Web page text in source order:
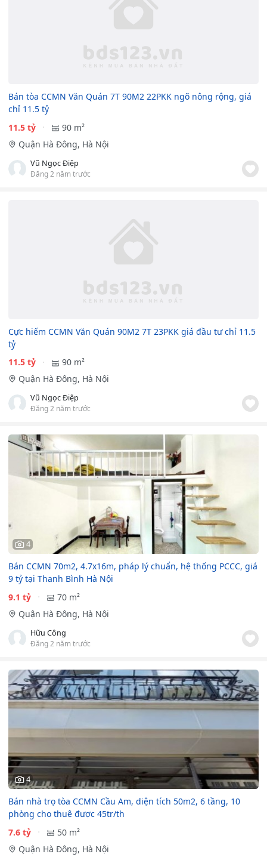
Bán tòa CCMN Văn Quán 7T 90M2 22PKK ngõ nông rộng, giá
chỉ 11.5 tỷ
11.5 tỷ
90 m²
Quận Hà Đông, Hà Nội
Vũ Ngọc Điệp
Đăng 2 năm trước
Cực hiếm CCMN Văn Quán 90M2 7T 23PKK giá đầu tư chỉ 11.5
tỷ
11.5 tỷ
90 m²
Quận Hà Đông, Hà Nội
Vũ Ngọc Điệp
Đăng 2 năm trước
4
Bán CCMN 70m2, 4.7x16m, pháp lý chuẩn, hệ thống PCCC, giá
9 tỷ tại Thanh Bình Hà Nội
9.1 tỷ
70 m²
Quận Hà Đông, Hà Nội
Hữu Công
Đăng 2 năm trước
4
Bán nhà trọ tòa CCMN Cầu Am, diện tích 50m2, 6 tầng, 10
phòng cho thuê được 45tr/th
7.6 tỷ
50 m²
Quận Hà Đông, Hà Nội